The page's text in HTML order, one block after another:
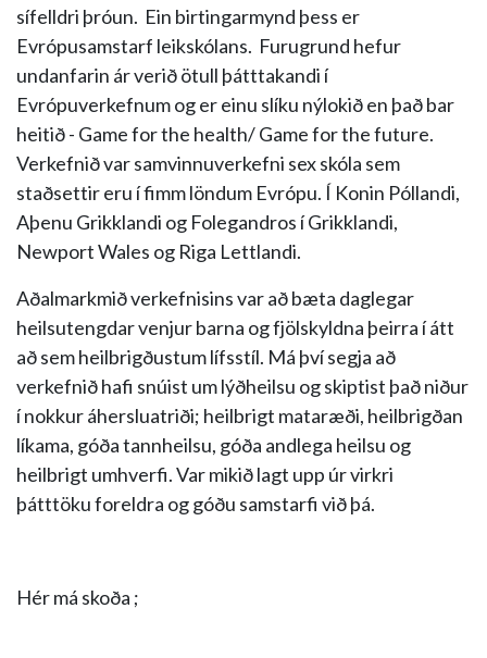
sífelldri þróun. Ein birtingarmynd þess er
Evrópusamstarf leikskólans. Furugrund hefur
undanfarin ár verið ötull þátttakandi í
Evrópuverkefnum og er einu slíku nýlokið en það bar
heitið - Game for the health/ Game for the future.
Verkefnið var samvinnuverkefni sex skóla sem
staðsettir eru í fimm löndum Evrópu. Í Konin Póllandi,
Aþenu Grikklandi og Folegandros í Grikklandi,
Newport Wales og Riga Lettlandi.
Aðalmarkmið verkefnisins var að bæta daglegar
heilsutengdar venjur barna og fjölskyldna þeirra í átt
að sem heilbrigðustum lífsstíl. Má því segja að
verkefnið hafi snúist um lýðheilsu og skiptist það niður
í nokkur áhersluatriði; heilbrigt mataræði, heilbrigðan
líkama, góða tannheilsu, góða andlega heilsu og
heilbrigt umhverfi. Var mikið lagt upp úr virkri
þátttöku foreldra og góðu samstarfi við þá.
Hér má skoða ;